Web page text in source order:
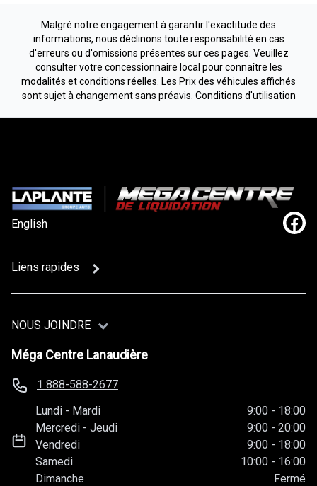
Malgré notre engagement à garantir l'exactitude des
informations, nous déclinons toute responsabilité en cas
d'erreurs ou d'omissions présentes sur ces pages. Veuillez
consulter votre concessionnaire local pour connaître les
modalités et conditions réelles. Les Prix des véhicules affichés
sont sujet à changement sans préavis. Conditions d'utilisation
English
Liens rapides
NOUS JOINDRE
Méga Centre Lanaudière
1 888-588-2677
Lundi - Mardi 9:00 - 18:00
Mercredi -Jeudi 9:00 - 20:00
Vendredi
9:00 - 18:00
Samedi
10:00 - 16:00
Dimanche
Fermé